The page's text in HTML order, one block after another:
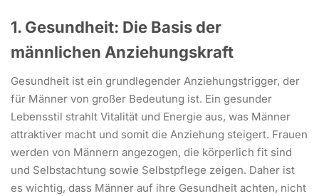
1. Gesundheit: Die Basis der
männlichen Anziehungskraft
Gesundheit ist ein grundlegender Anziehungstrigger, der
für Männer von großer Bedeutung ist. Ein gesunder
Lebensstil strahlt Vitalität und Energie aus, was Männer
attraktiver macht und somit die Anziehung steigert. Frauen
werden von Männern angezogen, die körperlich fit sind
und Selbstachtung sowie Selbstpflege zeigen. Daher ist
es wichtig, dass Männer auf ihre Gesundheit achten, nicht